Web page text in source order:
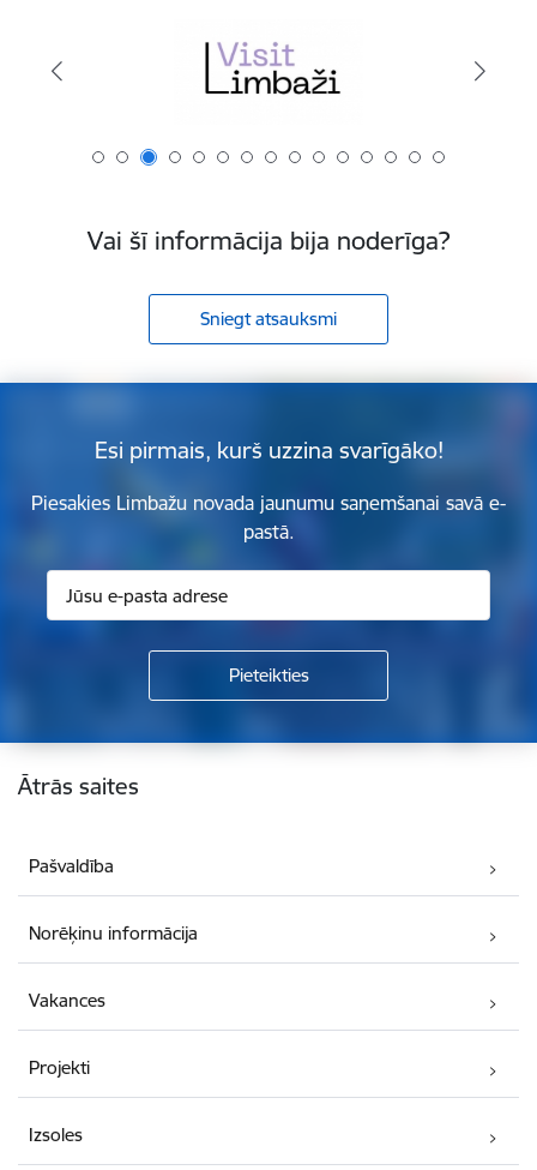
Vai šī informācija bija noderīga?
Sniegt atsauksmi
Esi pirmais, kurš uzzina svarīgāko!
Piesakies Limbažu novada jaunumu saņemšanai savā e-
pastā.
Kājene
Ātrās saites
Pašvaldība
Norēķinu informācija
Vakances
Projekti
Izsoles